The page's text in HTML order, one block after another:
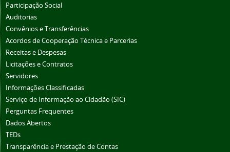
Participação Social
Auditorias
Convênios e Transferências
Acordos de Cooperação Técnica e Parcerias
Receitas e Despesas
Licitações e Contratos
Servidores
Informações Classificadas
Serviço de Informação ao Cidadão (SIC)
Perguntas Frequentes
Dados Abertos
TEDs
Transparência e Prestação de Contas